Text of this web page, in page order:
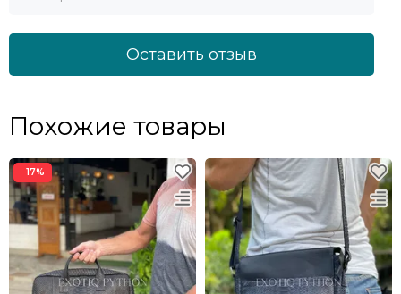
Оставить отзыв
Похожие товары
−17%